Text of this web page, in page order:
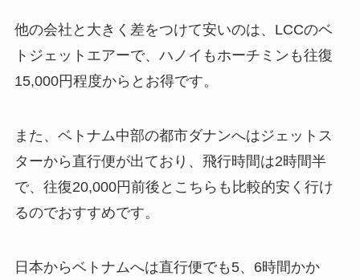
他の会社と大きく差をつけて安いのは、LCCのベ
トジェットエアーで、ハノイもホーチミンも往復
15,000円程度からとお得です。
また、ベトナム中部の都市ダナンへはジェットス
ターから直行便が出ており、飛行時間は2時間半
で、往復20,000円前後とこちらも比較的安く行け
るのでおすすめです。
日本からベトナムへは直行便でも5、6時間かか